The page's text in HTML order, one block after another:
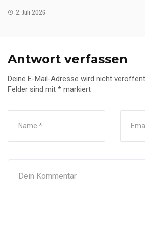
2. Juli 2026
Antwort verfassen
Deine E-Mail-Adresse wird nicht
Felder sind mit * markiert